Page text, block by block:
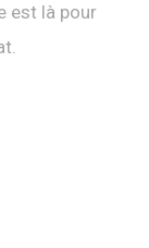
est là pour